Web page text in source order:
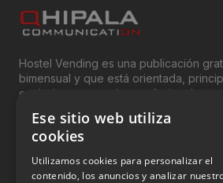
Hostel Vending es una publicación
bimensual y que está orientada,
exclusivamente, a los profesionales y
del “Vending”; nombre con el que se
genéricamente entre profesionales a
productos y servicios a través de
INFORMACIÓN LEGAL
Ese sitio web utiliza
cookies
Utilizamos cookies para personalizar el
contenido, los anuncios y analizar